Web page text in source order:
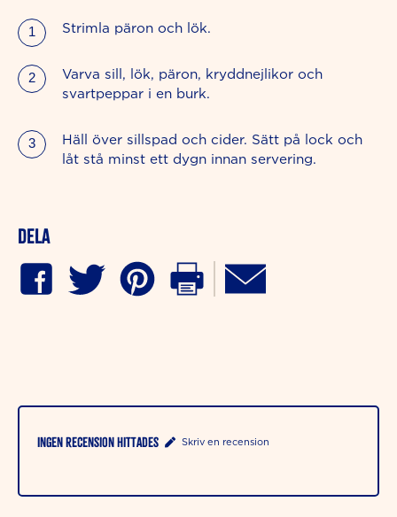
Strimla päron och lök.
Varva sill, lök, päron, kryddnejlikor och
svartpeppar i en burk.
Häll över sillspad och cider. Sätt på lock och
låt stå minst ett dygn innan servering.
Dela
Ingen recension hittades Skriv en recension